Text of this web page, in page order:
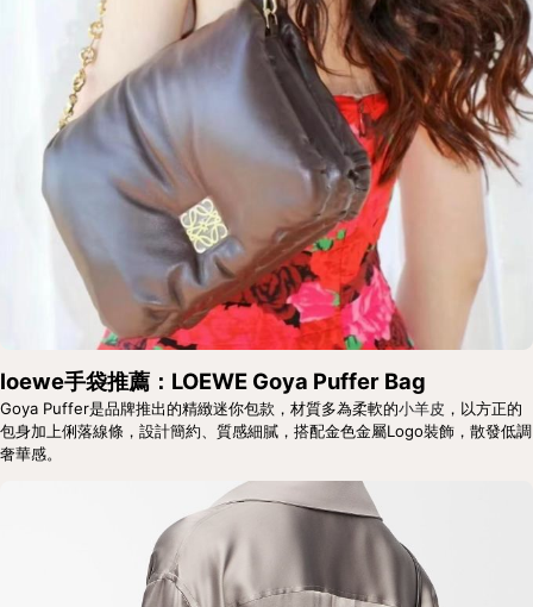
loewe手袋推薦：LOEWE Goya Puffer Bag
Goya Puffer是品牌推出的精緻迷你包款，材質多為柔軟的小羊皮 ，以方正的
包身加上俐落線條，設計簡約、質感細膩，搭配金色金屬Logo裝飾，散發低調
奢華感。